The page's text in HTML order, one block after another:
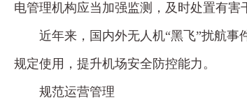
电管理机构应当加强监测，及时处置有害
近年来，国内外无人机“黑飞”扰航
规定使用，提升机场安全防控能力。
规范运营管理